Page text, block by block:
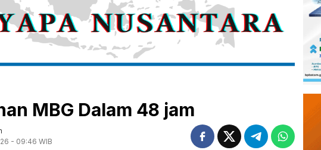
MBG Dalam 48 jam
- 09:46 WIB